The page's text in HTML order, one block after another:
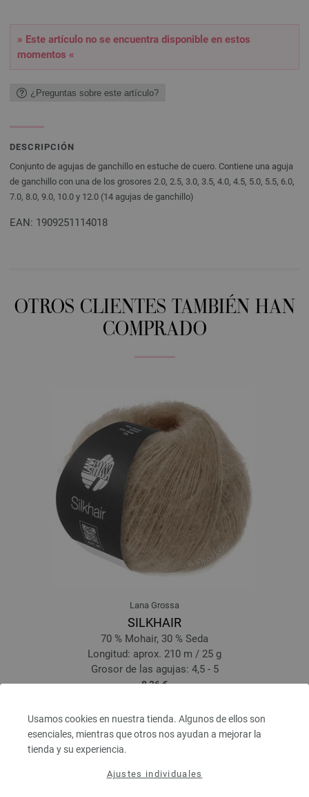
Usamos cookies en nuestra tienda. Algunos de ellos son
esenciales, mientras que otros nos ayudan a mejorar la
tienda y su experiencia.
Ajustes individuales
» Este artículo no se encuentra disponible en estos
momentos «
¿Preguntas sobre este artículo?
DESCRIPCIÓN
Conjunto de agujas de ganchillo en estuche de cuero. Contiene una aguja
de ganchillo con una de los grosores 2.0, 2.5, 3.0, 3.5, 4.0, 4.5, 5.0, 5.5, 6.0,
7.0, 8.0, 9.0, 10.0 y 12.0 (14 agujas de ganchillo)
EAN: 1909251114018
OTROS CLIENTES TAMBIÉN HAN
COMPRADO
Lana Grossa
SILKHAIR
70 % Mohair, 30 % Seda
Longitud: aprox. 210 m / 25 g
Grosor de las agujas: 4,5 - 5
8,36 €
prev next